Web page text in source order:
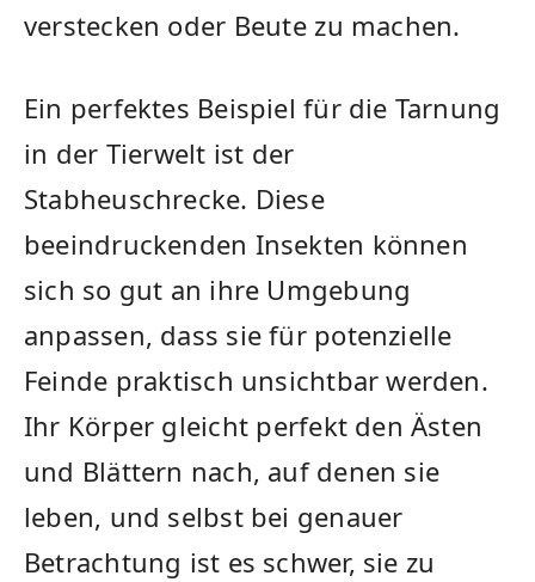
verstecken oder ⁢Beute⁤ zu machen.
Ein perfektes ​Beispiel für die Tarnung
in der⁤ Tierwelt ist der
Stabheuschrecke. Diese
beeindruckenden Insekten können
sich so gut‍ an ihre Umgebung
anpassen, dass sie für potenzielle
Feinde⁢ praktisch unsichtbar werden.
Ihr Körper gleicht⁤ perfekt den Ästen
und Blättern nach, auf denen sie
leben, und​ selbst bei genauer
Betrachtung ist es schwer, sie ⁢zu